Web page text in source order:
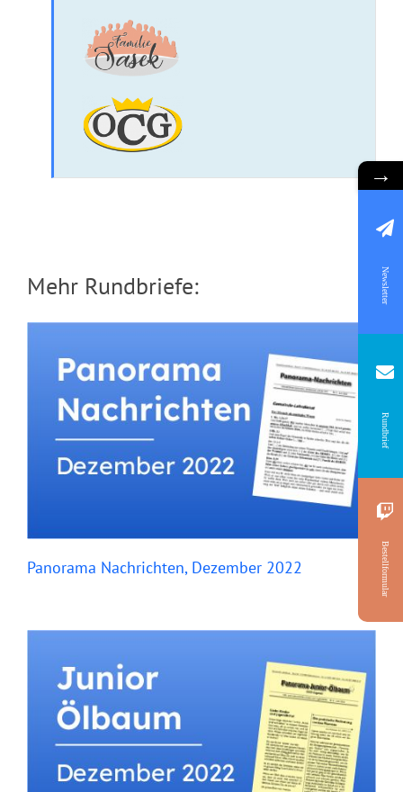
Mehr Rundbriefe:
Panorama Nachrichten, Dezember 2022
→
Newsletter
Rundbrief
Bestellformular